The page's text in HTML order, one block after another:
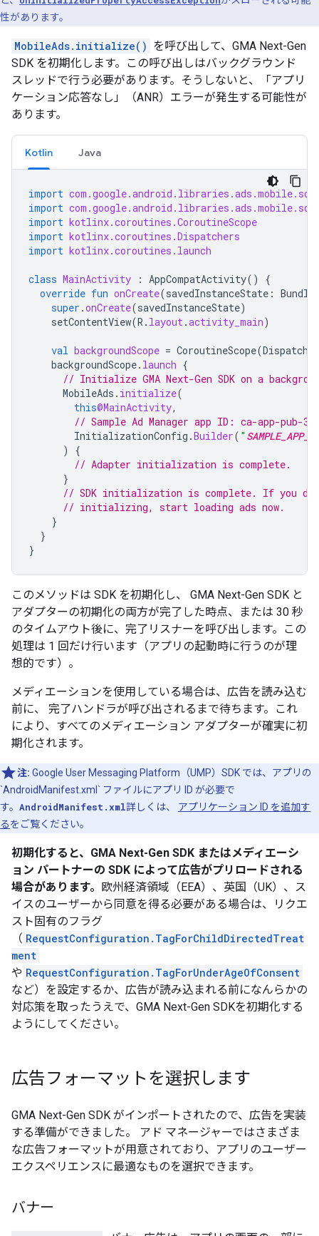
性があります。
MobileAds.initialize() を呼び出して、 GMA Next-Gen
SDK を初期化します。この呼び出しはバックグラウンド
スレッドで行う必要があります。そうしないと、「アプリ
ケーション応答なし」（ANR）エラーが発生する可能性が
あります。
Kotlin Java
import
import
import kotlinx.coroutines.CoroutineScope
import kotlinx.coroutines.Dispatchers
import kotlinx.coroutines.launch
class MainActivity : AppCompatActivity()
{
override fun onCreate(savedInstanceState :
super .onCreate(savedInstanceState)
setContentView(R . layout.activity_main)
val backgroundScope = CoroutineScope(
backgroundScope. launch {
// Initialize GMA Next-Gen SDK on a
MobileAds . initialize(
this@MainActivity,
// Sample Ad Manager app ID: ca-app-pub-
InitializationConfig .Builder( "
)
{
// Adapter initialization is complete.
}
// SDK initialization is complete. If you
// initializing, start loading ads now.
}
}
}
このメソッドは SDK を初期化し、 GMA Next-Gen SDK と
アダプターの初期化の両方が完了した時点、または 30 秒
のタイムアウト後に、完了リスナーを呼び出します。この
処理は 1 回だけ行います（アプリの起動時に行うのが理
想的です）。
メディエーションを使用している場合は、広告を読み込む
前に、 完了ハンドラが呼び出されるまで待ちます。これ
により、すべてのメディエーション アダプターが確実に初
期化されます。
注: Google User Messaging Platform（UMP）SDK では、アプリの
`AndroidManifest.xml` ファイルにアプリ ID が必要で
す。 AndroidManifest.xml詳しくは、 アプリケーション ID を追加す
るをご覧ください。
初期化すると、 GMA Next-Gen SDK またはメディエーシ
ョン パートナーの SDK によって広告がプリロードされる
場合があります。 欧州経済領域（EEA）、英国（UK）、ス
イスのユーザーから同意を得る必要がある場合は、リクエ
スト固有のフラグ
（ RequestConfiguration.TagForChildDirectedTreat
ment
や RequestConfiguration.TagForUnderAgeOfConsent
など）を設定するか、広告が読み込まれる前になんらかの
対応策を取ったうえで、 GMA Next-Gen SDKを初期化する
ようにしてください。
広告フォーマットを選択します
GMA Next-Gen SDK がインポートされたので、広告を実装
する準備ができました。 アド マネージャーではさまざま
な広告フォーマットが用意されており、アプリのユーザー
エクスペリエンスに最適なものを選択できます。
バナー